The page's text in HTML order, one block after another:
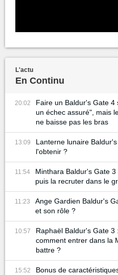
L'actu
En Continu
20:02
Faire un Baldur's Gate
un échec assuré", mais
ne baisse pas les bras
13:09
Lanterne lunaire
l'obtenir ?
11:54
Minthara Baldur's Gate
puis la recruter dans le
11:23
Ange Gardien Baldur's
et son rôle ?
10:57
Raphaël Baldur's Gate 3
comment entrer dans la
battre ?
15:52
Bonus de